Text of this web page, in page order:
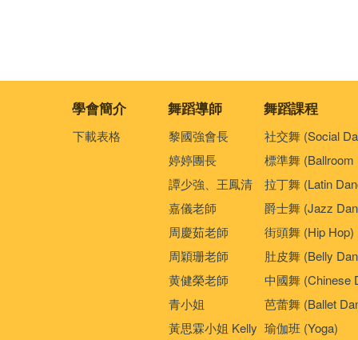
學會簡介 舞蹈導師 舞蹈課程
下載表格
黎國強會長
婷婷團長
譚少強、王鳳清
嘉儀老師
周慶茹老師
周穎珊老師
黄健榮老師
青小姐
黃思霖小姐 Kelly
社交舞 (Social
標準舞 (Ballroom
拉丁舞 (Latin
爵士舞 (Jazz
街頭舞 (Hip Hop)
肚皮舞 (Belly
中國舞 (Chinese
芭蕾舞 (Ballet
瑜伽班 (Yoga)